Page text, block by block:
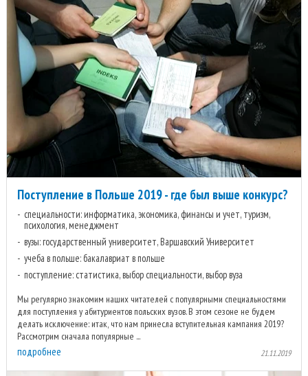
Поступление в Польше 2019 - где был выше конкурс?
специальности: информатика, экономика, финансы и учет, туризм,
психология, менеджмент
вузы: государственный университет, Варшавский Университет
учеба в польше: бакалавриат в польше
поступление: статистика, выбор специальности, выбор вуза
Мы регулярно знакомим наших читателей с популярными специальностями
для поступления у абитуриентов польских вузов. В этом сезоне не будем
делать исключение: итак, что нам принесла вступительная кампания 2019?
Рассмотрим сначала популярные ...
подробнее 21.11.2019